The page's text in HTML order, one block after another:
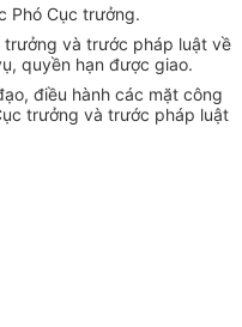
Phó Cục trưởng.
và trước pháp luật về
quyền hạn được giao.
điều hành các mặt công
trưởng và trước pháp luật